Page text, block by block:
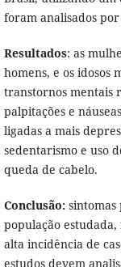
foram analisados
Resultados: as
homens, e os idosos
transtornos mentais
palpitações e
ligadas a mais
sedentarismo e uso
queda de cabelo.
Conclusão:sintomas
população
alta incidência de
estudos devem